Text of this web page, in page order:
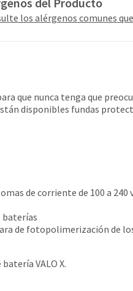
los alérgenos comunes
que nunca tenga que
disponibles fundas
de corriente de 100 a
baterías
de fotopolimerización de
VALO X.